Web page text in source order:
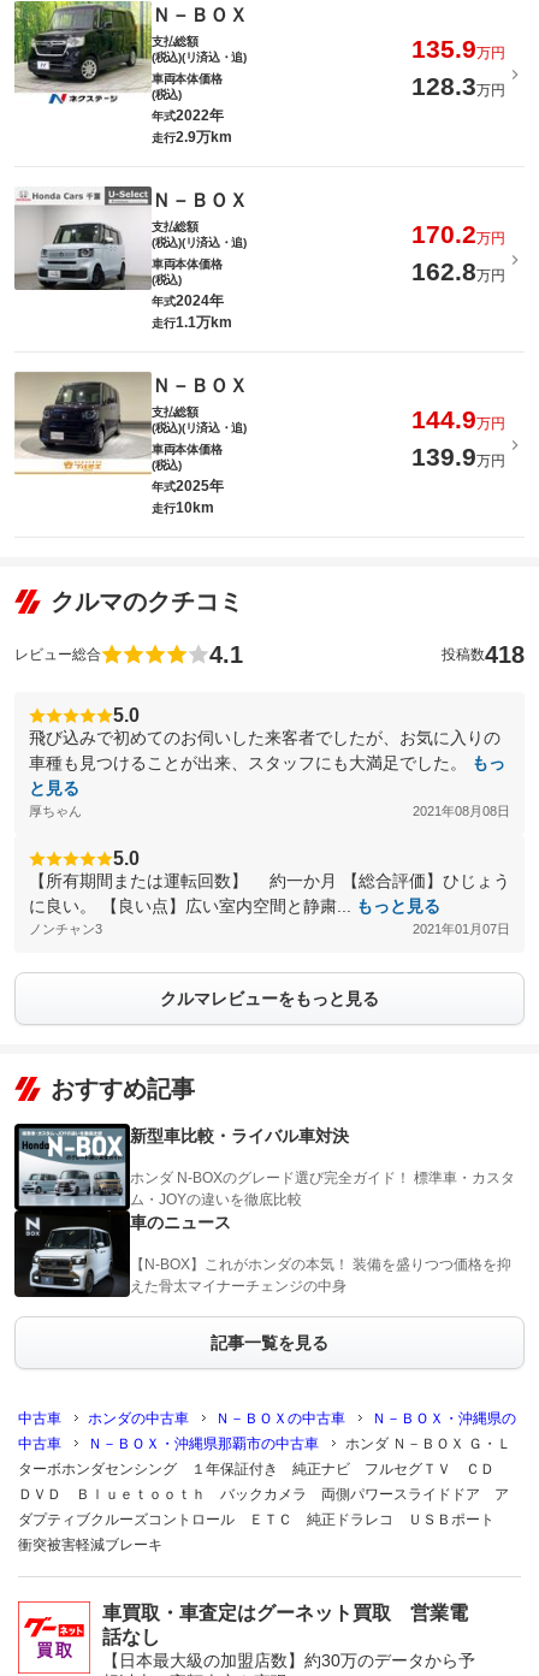
Ｎ－ＢＯＸ
支払総額
(税込)(リ済込・追)
135.9万円
車両本体価格
(税込)
128.3万円
年式2022年
走行2.9万km
Ｎ－ＢＯＸ
支払総額
(税込)(リ済込・追)
170.2万円
車両本体価格
(税込)
162.8万円
年式2024年
走行1.1万km
Ｎ－ＢＯＸ
支払総額
(税込)(リ済込・追)
144.9万円
車両本体価格
(税込)
139.9万円
年式2025年
走行10km
クルマのクチコミ
レビュー総合 4.1 投稿数418
5.0
飛び込みで初めてのお伺いした来客者でしたが、お気に入りの
車種も見つけることが出来、スタッフにも大満足でした。
もっ
と見る
厚ちゃん 2021年08月08日
5.0
【所有期間または運転回数】 約一か月 【総合評価】ひじょう
に良い。 【良い点】広い室内空間と静粛...
もっと見る
ノンチャン3 2021年01月07日
クルマレビューをもっと見る
おすすめ記事
新型車比較・ライバル車対決
ホンダ N-BOXのグレード選び完全ガイド！ 標準車・カスタ
ム・JOYの違いを徹底比較
車のニュース
【N-BOX】これがホンダの本気！ 装備を盛りつつ価格を抑
えた骨太マイナーチェンジの中身
記事一覧を見る
中古車 ホンダの中古車 Ｎ－ＢＯＸの中古車
Ｎ－ＢＯＸ・沖縄県の
中古車
Ｎ－ＢＯＸ・沖縄県那覇市の中古車
ホンダ Ｎ－ＢＯＸ Ｇ・Ｌ
ターボホンダセンシング １年保証付き 純正ナビ フルセグＴＶ ＣＤ
ＤＶＤ Ｂｌｕｅｔｏｏｔｈ バックカメラ 両側パワースライドドア ア
ダプティブクルーズコントロール ＥＴＣ 純正ドラレコ ＵＳＢポート
衝突被害軽減ブレーキ
車買取・車査定はグーネット買取 営業電
話なし
【日本最大級の加盟店数】約30万のデータから予